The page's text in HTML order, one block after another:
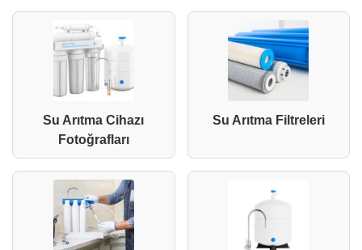
Su Arıtma Cihazı
Fotoğrafları
Su Arıtma Filtreleri